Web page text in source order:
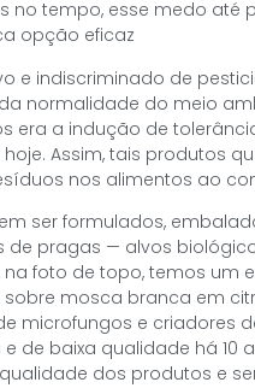
tempo, esse medo até
opção eficaz
e indiscriminado de
normalidade do meio
era a indução de
Assim, tais produtos
nos alimentos ao
ser formulados,
pragas — alvos
foto de topo, temos um
mosca branca em
microfungos e criadores
de baixa qualidade há 10
dos produtos e